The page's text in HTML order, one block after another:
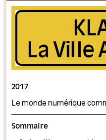
La Ville
2017
Le monde numérique
Sommaire